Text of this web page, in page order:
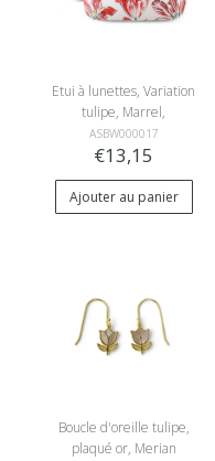
Etui à lunettes, Variation
tulipe, Marrel,
RIJKSMUSEUM
ASBW000017
€13,15
Ajouter au panier
Boucle d'oreille tulipe,
plaqué or, Merian